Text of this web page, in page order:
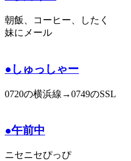
朝飯、コーヒー、したく
妹にメール
●しゅっしゃー
0720の横浜線→0749のSSL
●午前中
ニセニセぴっぴ